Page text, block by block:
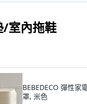
室內拖鞋
BEBEDECO 彈性家
罩, 米色